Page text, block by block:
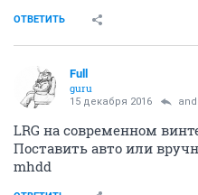
ОТВЕТИТЬ
Full
guru
15 декабря 2016
LRG на современном
Поставить авто или
mhdd